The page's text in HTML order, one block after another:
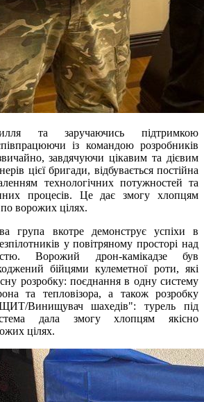
та заручаючись підтримкою
із командою розробників
завдячуючи цікавим та дієвим
цієї бригади, відбувається постійна
технологічних потужностей та
процесів. Це дає змогу хлопцям
ворожих цілях.
група вкотре демонструє успіхи в
у повітряному просторі над
Ворожий дрон-камікадзе був
бійцями кулеметної роти, які
розробку: поєднання в одну систему
та тепловізора, а також розробку
Винищувач шахедів": турель під
дала змогу хлопцям якісно
цілях.